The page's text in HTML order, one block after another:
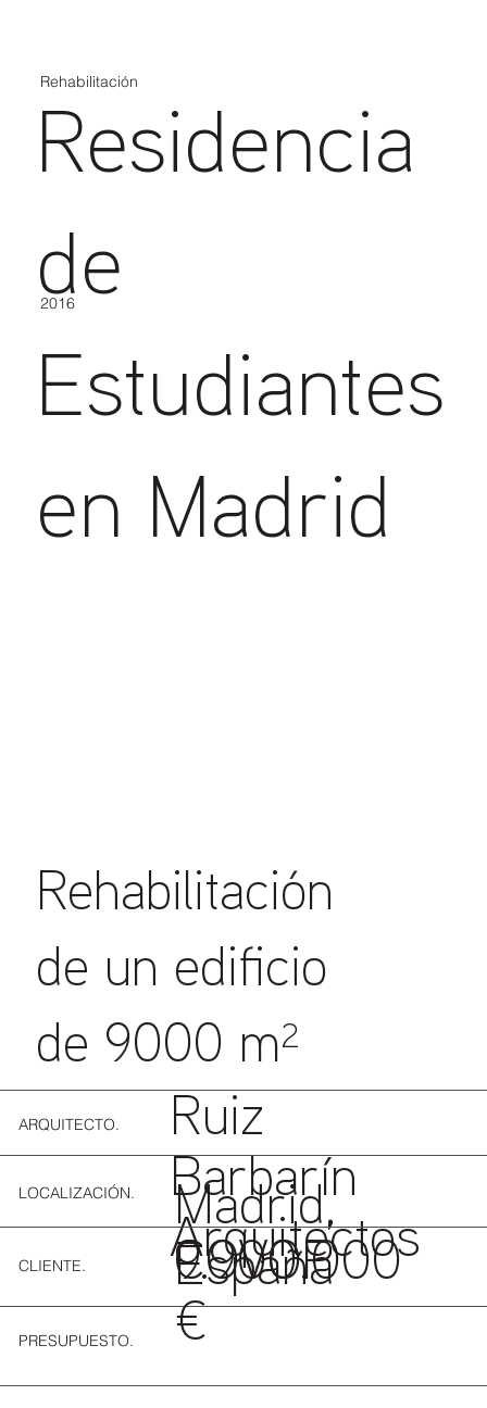
ARQUITECTO.
Ruiz
Barbarín
Arquitectos
Madrid,
España
LOCALIZACIÓN.
COVOP
CLIENTE.
9.900.000
€
PRESUPUESTO.
Rehabilitación
Residencia
de
Estudiantes
en Madrid
Rehabilitación
de un edificio
de 9000 m²
2016